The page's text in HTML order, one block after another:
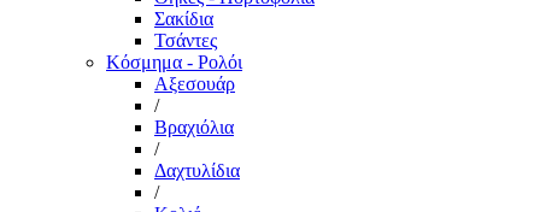
Σακίδια
Τσάντες
Κόσμημα - Ρολόι
Αξεσουάρ
/
Βραχιόλια
/
Δαχτυλίδια
/